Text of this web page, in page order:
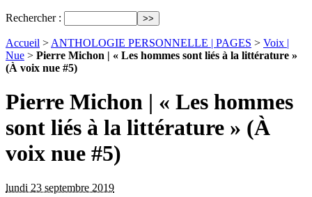
Rechercher :
Accueil > ANTHOLOGIE PERSONNELLE | PAGES > Voix |
Nue > Pierre Michon | « Les hommes sont liés à la littérature »
(À voix nue #5)
Pierre Michon | « Les hommes
sont liés à la littérature » (À
voix nue #5)
lundi 23 septembre 2019